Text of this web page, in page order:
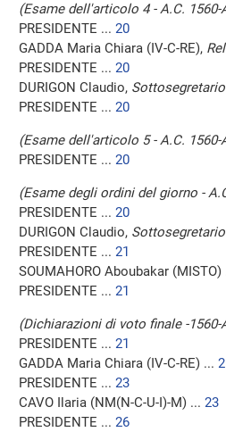
(Esame dell'articolo 4 - A.C. 1560-
PRESIDENTE ... 20
GADDA Maria Chiara (IV-C-RE),
PRESIDENTE ... 20
DURIGON Claudio,
PRESIDENTE ... 20
(Esame dell'articolo 5 - A.C. 1560-
PRESIDENTE ... 20
(Esame degli ordini del giorno -
PRESIDENTE ... 20
DURIGON Claudio,
PRESIDENTE ... 21
SOUMAHORO Aboubakar (MISTO)
PRESIDENTE ... 21
(Dichiarazioni di voto finale -1560-
PRESIDENTE ... 21
GADDA Maria Chiara (IV-C-RE) ...
PRESIDENTE ... 23
CAVO Ilaria (NM(N-C-U-I)-M) ... 23
PRESIDENTE ... 26